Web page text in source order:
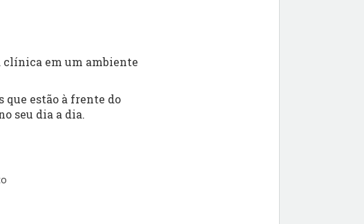
clínica em um ambiente
que estão à frente do
seu dia a dia.